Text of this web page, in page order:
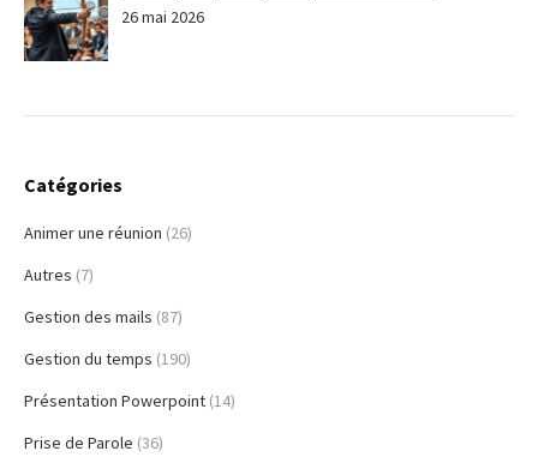
26 mai 2026
Catégories
Animer une réunion (26)
Autres (7)
Gestion des mails (87)
Gestion du temps (190)
Présentation Powerpoint (14)
Prise de Parole (36)